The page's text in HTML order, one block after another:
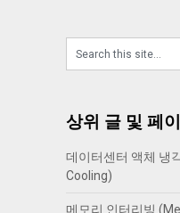
상위 글 및 페이
데이터센터 액체 냉
Cooling)
메모리 인터리빙